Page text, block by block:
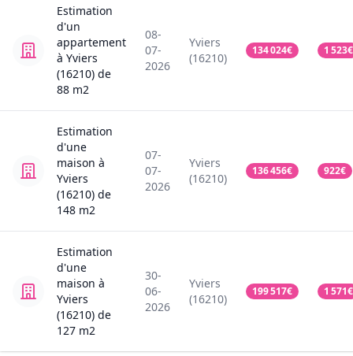
Estimation
d'un
appartement
à Yviers
(16210) de
88 m2
08-
07-
2026
Yviers
(16210)
134 024€ 1 523€
Estimation
d'une
maison à
Yviers
(16210) de
148 m2
07-
07-
2026
Yviers
(16210)
136 456€ 922€
Estimation
d'une
maison à
Yviers
(16210) de
127 m2
30-
06-
2026
Yviers
(16210)
199 517€ 1 571€